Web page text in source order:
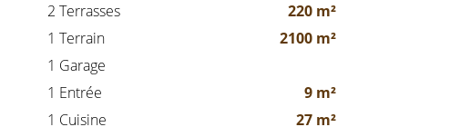
2 Terrasses
220 m²
1 Terrain
2100 m²
1 Garage
1 Entrée
9 m²
1 Cuisine
27 m²